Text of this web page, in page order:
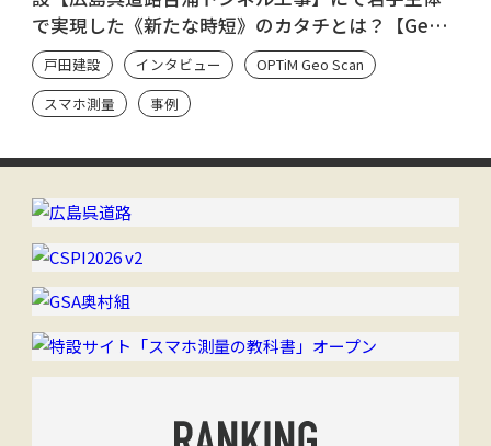
で実現した《新たな時短》のカタチとは？【Geo
Scan ユーザーのシン・流儀】
戸田建設 インタビュー
OPTiM Geo Scan
スマホ測量
事例